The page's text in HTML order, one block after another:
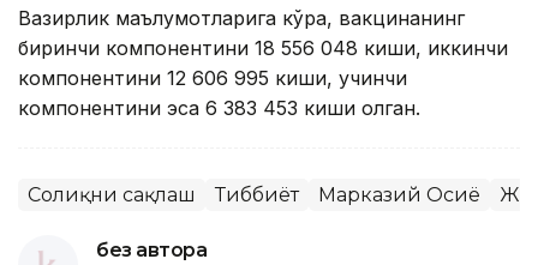
Вазирлик маълумотларига кўра, вакцинанинг
биринчи компонентини 18 556 048 киши, иккинчи
компонентини 12 606 995 киши, учинчи
компонентини эса 6 383 453 киши олган.
Соғлиқни сақлаш Тиббиёт Марказий Осиё
без автора